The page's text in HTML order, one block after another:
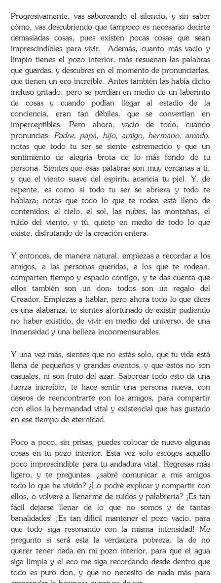
Progresivamente, vas saboreando el silencio, y sin saber
cómo, vas descubriendo que tampoco es necesario decirte
demasiadas cosas, pues existen pocas cosas que sean
imprescindibles para vivir. Además, cuanto más vacío y
limpio tienes el pozo interior, más resuenan las palabras
que guardas, y descubres en el momento de pronunciarlas,
que tienen un eco increíble. Antes también las había dicho
incluso gritado, pero se perdían en medio de un laberinto
de cosas y cuando podían llegar al estadio de la
conciencia, eran tan débiles, que se convertían en
imperceptibles. Pero ahora, vacío de todo, cuando
pronuncias:Padre, papá, hijo, amigo, hermano, amado,
notas que todo tu ser se siente estremecido y que un
sentimiento de alegría brota de lo más fondo de tu
persona. Sientes que esas palabras son muy cercanas a ti,
y que el viento suave del espíritu acaricia tu piel. Y, de
repente, es como si todo tu ser se abriera y todo te
hablara; notas que todo lo que te rodea está lleno de
contenidos: el cielo, el sol, las nubes, las montañas, el
ruido del viento, y tú, quieto en medio de todo lo que
existe, disfrutando de la creación entera.
Y entonces, de manera natural, empiezas a recordar a los
amigos, a las personas queridas, a los que te rodean,
comparten tiempo y espacio contigo, y te das cuenta que
ellos también son un don: todos son un regalo del
Creador. Empiezas a hablar, pero ahora todo lo que dices
es una alabanza; te sientes afortunado de existir pudiendo
no haber existido, de vivir en medio del universo, de una
inmensidad y una belleza inconmensurables.
Y una vez más, sientes que no estás solo, que tu vida está
llena de pequeños y grandes eventos, y que estos no son
casuales, ni son fruto del azar. Saborear todo esto da una
fuerza increíble, te hace sentir una persona nueva, con
deseos de reencontrarte con los amigos, para compartir
con ellos la hermandad vital y existencial que has gustado
en ese tiempo de eternidad.
Poco a poco, sin prisas, puedes colocar de nuevo algunas
cosas en tu pozo interior. Esta vez solo escoges aquello
poco imprescindible para tu andadura vital. Regresas más
ligero, y te preguntas: ¿sabré comunicar a mis amigos
todo lo que he vivido? ¿Lo podré explicar y compartir con
ellos, o volveré a llenarme de ruidos y palabrería? ¡Es tan
fácil dejarse llenar de lo que no somos y de tantas
banalidades! ¡Es tan difícil mantener el pozo vacío, para
que todo siga resonando con la misma intensidad! Me
pregunto si será esta la verdadera pobreza, la de no
querer tener nada en mi pozo interior, para que el agua
siga limpia y el eco me siga recordando desde dentro que
todo es puro don, y que no necesito de nada más para